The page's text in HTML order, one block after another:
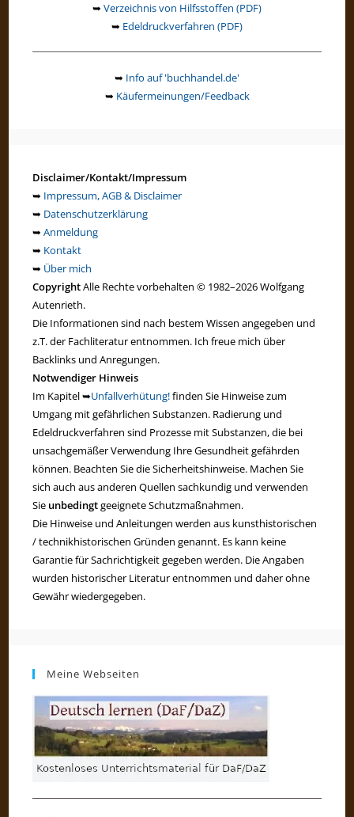
➥ Verzeichnis von Hilfsstoffen (PDF)
➥ Edeldruckverfahren (PDF)
➥ Info auf 'buchhandel.de'
➥ Käufermeinungen/Feedback
Disclaimer/Kontakt/Impressum
➥ Impressum, AGB & Disclaimer
➥ Datenschutzerklärung
➥Anmeldung
➥ Kontakt
➥ Über mich
CopyrightAlle Rechte vorbehalten © 1982–2026 Wolfgang
Autenrieth.
Die Informationen sind nach bestem Wissen angegeben und
z.T. der Fachliteratur entnommen. Ich freue mich über
Backlinks und Anregungen.
Notwendiger Hinweis
Im Kapitel ➥Unfallverhütung!finden Sie Hinweise zum
Umgang mit gefährlichen Substanzen. Radierung und
Edeldruckverfahren sind Prozesse mit Substanzen, die bei
unsachgemäßer Verwendung Ihre Gesundheit gefährden
können. Beachten Sie die Sicherheitshinweise. Machen Sie
sich auch aus anderen Quellen sachkundig und verwenden
Sie unbedingtgeeignete Schutzmaßnahmen.
Die Hinweise und Anleitungen werden aus kunsthistorischen
/ technikhistorischen Gründen genannt. Es kann keine
Garantie für Sachrichtigkeit gegeben werden. Die Angaben
wurden historischer Literatur entnommen und daher ohne
Gewähr wiedergegeben.
Meine Webseiten